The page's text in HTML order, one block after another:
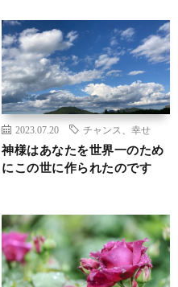
2023.07.20 チャンス、幸せ
神様はあなたを世界一のため
にこの世に作られたのです